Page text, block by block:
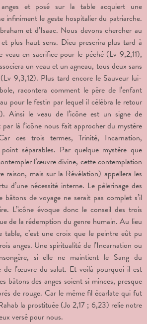
et posé sur la table acquiert une
infiniment le geste hospitalier du patriarche.
et d’Isaac. Nous devons chercher au
plus haut sens. Dieu prescrira plus tard à
veau en sacrifice pour le péché (Lv 9,2,11),
un veau et un agneau, tous deux sans
9,3,12). Plus tard encore le Sauveur lui-
racontera comment le père de l’enfant
pour le festin par lequel il célébra le retour
Ainsi le veau de l’icône est un signe de
là l’icône nous fait approcher du mystère
ces trois termes, Trinité, Incarnation,
séparables. Par quelque mystère que
l’œuvre divine, cette contemplation
raison, mais sur la Révélation) appellera les
d’une nécessité interne. Le pèlerinage des
bâtons de voyage ne serait pas complet s’il
L’icône évoque donc le conseil des trois
de la rédemption du genre humain. Au lieu
table, c’est une croix que le peintre eût pu
anges. Une spiritualité de l’Incarnation ou
si elle ne maintient le Sang du
de l’œuvre du salut. Et voilà pourquoi il est
bâtons des anges soient si minces, presque
de rouge. Car le même fil écarlate qui fut
la prostituée (Jo 2,17 ; 6,23) relie notre
versé pour nous.